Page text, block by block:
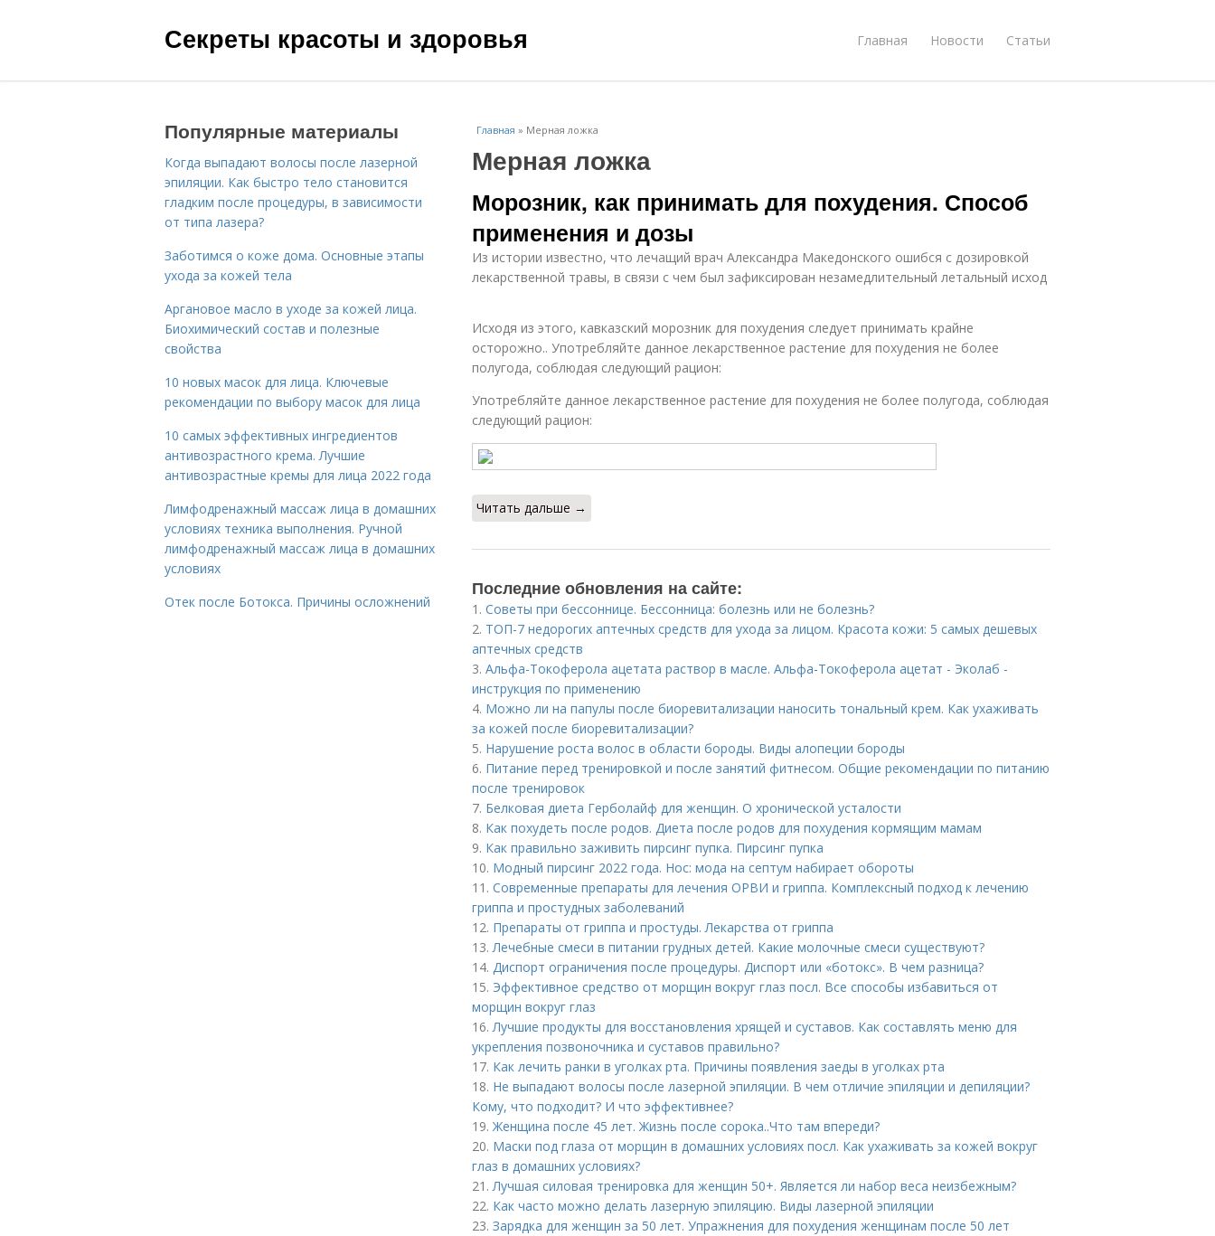
Секреты красоты и здоровья Главная Новости Статьи
Главная » Мерная ложка
Мерная ложка
Морозник, как принимать для похудения. Способ
применения и дозы
Из истории известно, что лечащий врач Александра Македонского ошибся с дозировкой
лекарственной травы, в связи с чем был зафиксирован незамедлительный летальный исход
Исходя из этого, кавказский морозник для похудения следует принимать крайне
осторожно.. Употребляйте данное лекарственное растение для похудения не более
полугода, соблюдая следующий рацион:
Употребляйте данное лекарственное растение для похудения не более полугода, соблюдая
следующий рацион:
Читать дальше →
Последние обновления на сайте:
1. Советы при бессоннице. Бессонница: болезнь или не болезнь?
2. ТОП-7 недорогих аптечных средств для ухода за лицом. Красота кожи: 5 самых дешевых
аптечных средств
3. Альфа-Токоферола ацетата раствор в масле. Альфа-Токоферола ацетат - Эколаб -
инструкция по применению
4. Можно ли на папулы после биоревитализации наносить тональный крем. Как ухаживать
за кожей после биоревитализации?
5. Нарушение роста волос в области бороды. Виды алопеции бороды
6. Питание перед тренировкой и после занятий фитнесом. Общие рекомендации по питанию
после тренировок
7. Белковая диета Герболайф для женщин. О хронической усталости
8. Как похудеть после родов. Диета после родов для похудения кормящим мамам
9. Как правильно заживить пирсинг пупка. Пирсинг пупка
10. Модный пирсинг 2022 года. Нос: мода на септум набирает обороты
11. Современные препараты для лечения ОРВИ и гриппа. Комплексный подход к лечению
гриппа и простудных заболеваний
12. Препараты от гриппа и простуды. Лекарства от гриппа
13.Лечебные смеси в питании грудных детей. Какие молочные смеси существуют?
14. Диспорт ограничения после процедуры. Диспорт или «ботокс». В чем разница?
15. Эффективное средство от морщин вокруг глаз посл. Все способы избавиться от
морщин вокруг глаз
16.Лучшие продукты для восстановления хрящей и суставов. Как составлять меню для
укрепления позвоночника и суставов правильно?
17. Как лечить ранки в уголках рта. Причины появления заеды в уголках рта
18. Не выпадают волосы после лазерной эпиляции. В чем отличие эпиляции и депиляции?
Кому, что подходит? И что эффективнее?
19.Женщина после 45 лет. Жизнь после сорока..Что там впереди?
20. Маски под глаза от морщин в домашних условиях посл. Как ухаживать за кожей вокруг
глаз в домашних условиях?
21.Лучшая силовая тренировка для женщин 50+. Является ли набор веса неизбежным?
22. Как часто можно делать лазерную эпиляцию. Виды лазерной эпиляции
23. Зарядка для женщин за 50 лет. Упражнения для похудения женщинам после 50 лет
Популярные материалы
Когда выпадают волосы после лазерной
эпиляции. Как быстро тело становится
гладким после процедуры, в зависимости
от типа лазера?
Заботимся о коже дома. Основные этапы
ухода за кожей тела
Аргановое масло в уходе за кожей лица.
Биохимический состав и полезные
свойства
10 новых масок для лица. Ключевые
рекомендации по выбору масок для лица
10 самых эффективных ингредиентов
антивозрастного крема. Лучшие
антивозрастные кремы для лица 2022 года
Лимфодренажный массаж лица в домашних
условиях техника выполнения. Ручной
лимфодренажный массаж лица в домашних
условиях
Отек после Ботокса. Причины осложнений